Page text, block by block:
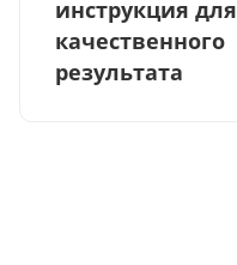
инструкция для
качественного
результата